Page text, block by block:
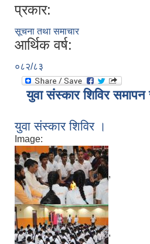
प्रकार:
सूचना तथा समाचार
आर्थिक वर्ष:
०८२/८३
युवा संस्कार शिविर समापन
युवा संस्कार शिविर ।
Image:
,
,